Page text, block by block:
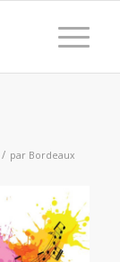
/ par Bordeaux